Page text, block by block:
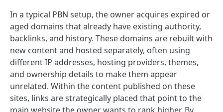
In a typical PBN setup, the owner acquires expired or
aged domains that already have existing authority,
backlinks, and history. These domains are rebuilt with
new content and hosted separately, often using
different IP addresses, hosting providers, themes,
and ownership details to make them appear
unrelated. Within the content published on these
sites, links are strategically placed that point to the